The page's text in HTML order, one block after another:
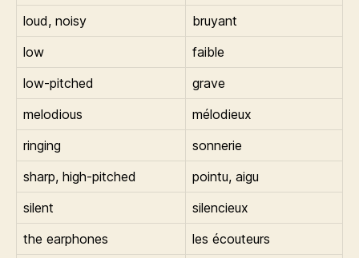
loud, noisy
bruyant
low
faible
low-pitched
grave
melodious
mélodieux
ringing
sonnerie
sharp, high-pitched
pointu, aigu
silent
silencieux
the earphones
les écouteurs